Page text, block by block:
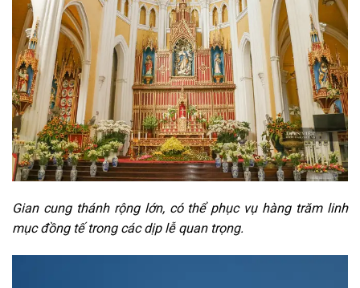
Gian cung thánh rộng lớn, có thể phục vụ hàng trăm linh
mục đồng tế trong các dịp lễ quan trọng.